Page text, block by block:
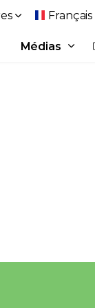
Médias
Français